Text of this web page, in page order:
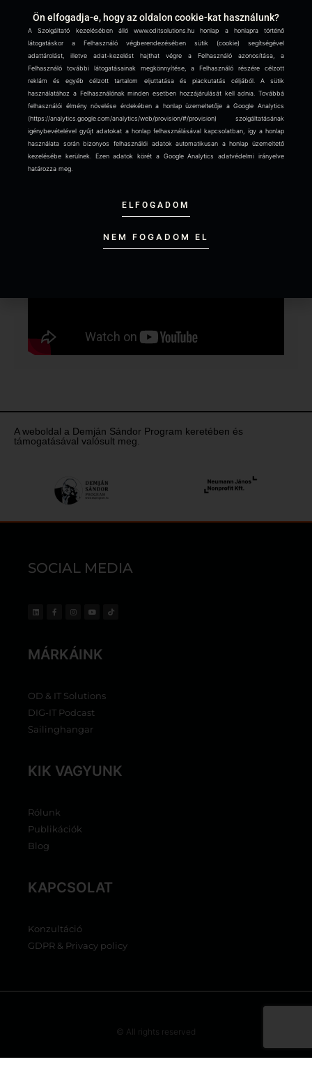
Nárcisztikus vezetők negatív hatása
a digitális átalakulásra vagy annak
folyamataira és az IT biztonságra
Continue reading »
Mi a közös hatékony belső
kommunikációban és a DevOps-
ban?
Continue reading »
A weboldal a Demján Sándor Program keretében és
támogatásával valósult meg.
SOCIAL MEDIA
MÁRKÁINK
OD & IT Solutions
DIG-IT Podcast
Sailinghangar
KIK VAGYUNK
Rólunk
Publikációk
Blog
KAPCSOLAT
Konzultáció
GDPR & Privacy policy
© All rights reserved
Ön elfogadja-e, hogy az oldalon cookie-kat használunk?
A Szolgáltató kezelésében álló www.oditsolutions.hu honlap a honlapra történő
látogatáskor a Felhasználó végberendezésében sütik (cookie) segítségével
adattárolást, illetve adat-kezelést hajthat végre a Felhasználó azonosítása, a
Felhasználó további látogatásainak megkönnyítése, a Felhasználó részére célzott
reklám és egyéb célzott tartalom eljuttatása és piackutatás céljából. A sütik
használatához a Felhasználónak minden esetben hozzájárulását kell adnia. Továbbá
felhasználói élmény növelése érdekében a honlap üzemeltetője a Google Analytics
(https://analytics.google.com/analytics/web/provision/#/provision) szolgáltatásának
igénybevételével gyűjt adatokat a honlap felhasználásával kapcsolatban, így a honlap
használata során bizonyos felhasználói adatok automatikusan a honlap üzemeltető
kezelésébe kerülnek. Ezen adatok körét a Google Analytics adatvédelmi irányelve
határozza meg.
ELFOGADOM
NEM FOGADOM EL